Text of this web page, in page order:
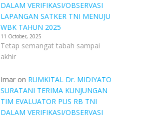
DALAM VERIFIKASI/OBSERVASI
LAPANGAN SATKER TNI MENUJU
WBK TAHUN 2025
11 October, 2025
Tetap semangat tabah sampai
akhir
Imaron RUMKITAL Dr. MIDIYATO
SURATANI TERIMA KUNJUNGAN
TIM EVALUATOR PUS RB TNI
DALAM VERIFIKASI/OBSERVASI